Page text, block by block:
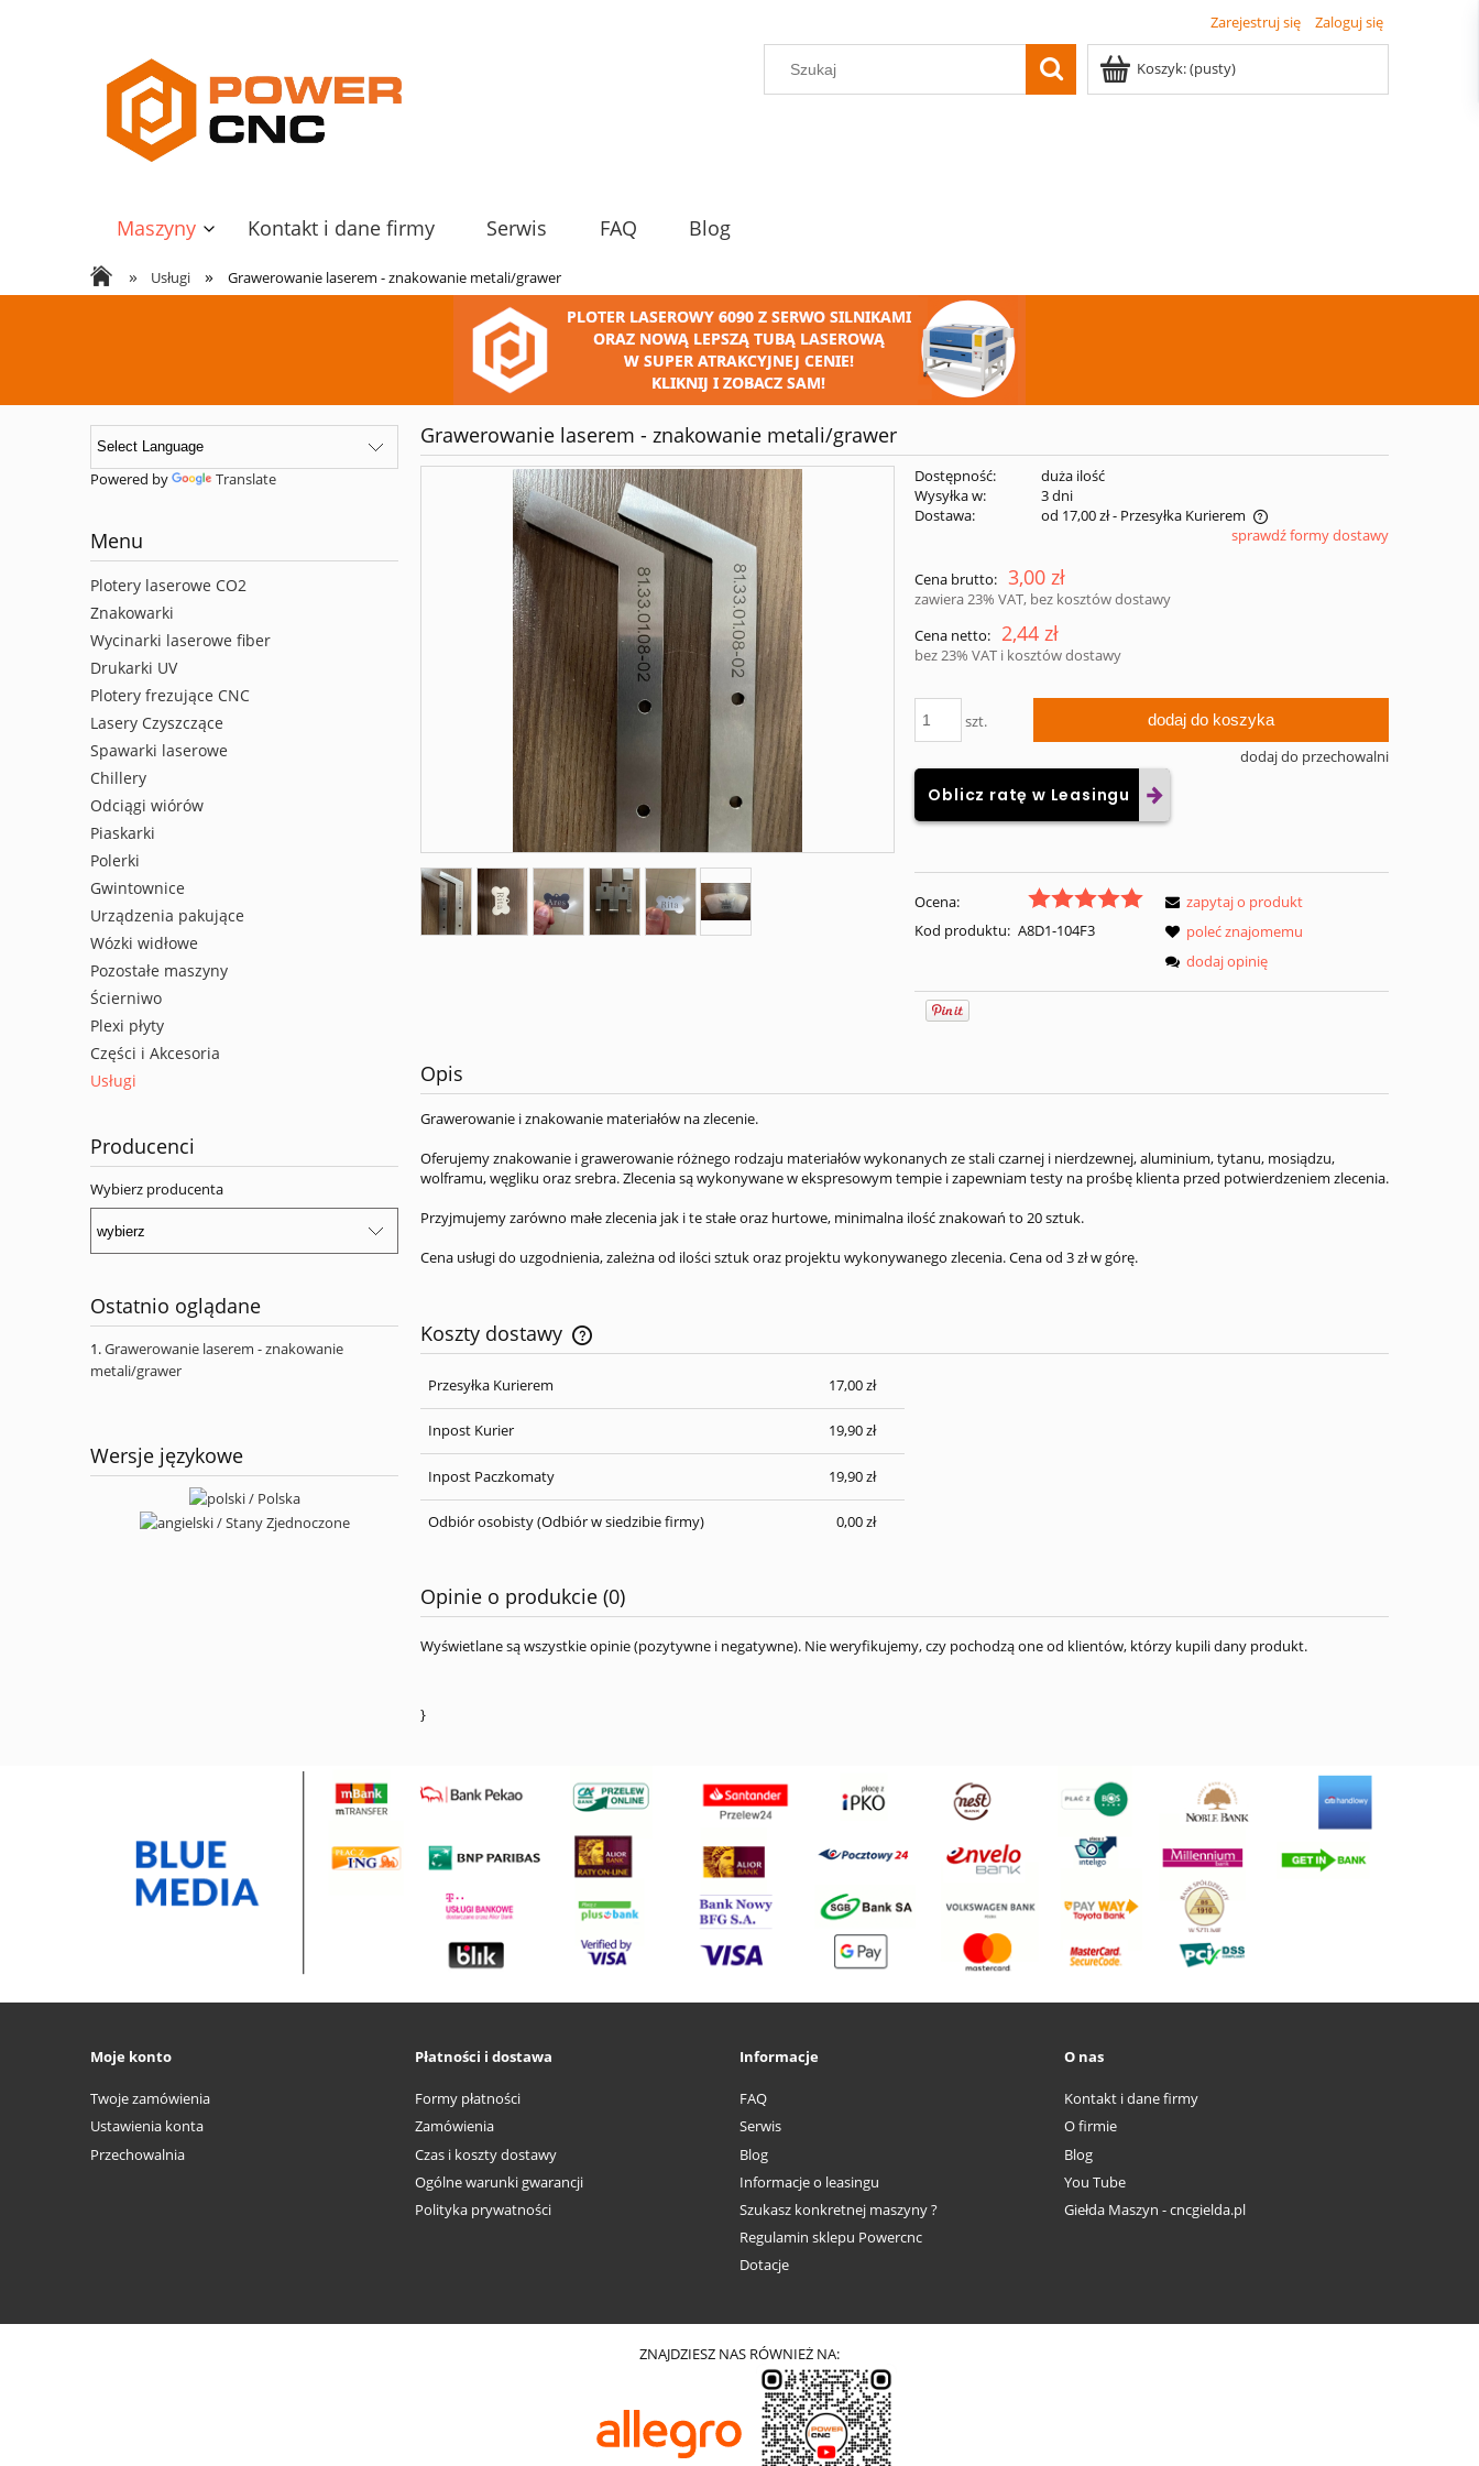
Zarejestruj się Zaloguj się
Koszyk:(pusty)
Maszyny Kontakt i dane firmy Serwis FAQ Blog
» Usługi » Grawerowanie laserem - znakowanie metali/grawer
Powered by Translate
Menu
Plotery laserowe CO2
Znakowarki
Wycinarki laserowe fiber
Drukarki UV
Plotery frezujące CNC
Lasery Czyszczące
Spawarki laserowe
Chillery
Odciągi wiórów
Piaskarki
Polerki
Gwintownice
Urządzenia pakujące
Wózki widłowe
Pozostałe maszyny
Ścierniwo
Plexi płyty
Części i Akcesoria
Usługi
Producenci
Wybierz producenta
Ostatnio oglądane
Grawerowanie laserem - znakowanie
metali/grawer
Wersje językowe
Grawerowanie laserem - znakowanie metali/grawer
Dostępność:
duża ilość
Wysyłka w:
3 dni
Dostawa:
od 17,00 zł- Przesyłka Kurierem
płatności
sprawdź formy dostawy
Cena brutto: 3,00 zł
zawiera 23% VAT, bez kosztów dostawy
Cena netto: 2,44 zł
bez 23% VAT i kosztów dostawy
szt. dodaj do koszyka
dodaj do przechowalni
Oblicz ratę w Leasingu
Ocena:
Kod produktu: A8D1-104F3
zapytaj o produkt
poleć znajomemu
dodaj opinię
Opis
Grawerowanie i znakowanie materiałów na zlecenie.
Oferujemy znakowanie i grawerowanie różnego rodzaju materiałów wykonanych ze stali czarnej i nierdzewnej, aluminium, tytanu, mosiądzu,
wolframu, węgliku oraz srebra. Zlecenia są wykonywane w ekspresowym tempie i zapewniam testy na prośbę klienta przed potwierdzeniem zlecenia.
Przyjmujemy zarówno małe zlecenia jak i te stałe oraz hurtowe, minimalna ilość znakowań to 20 sztuk.
Cena usługi do uzgodnienia, zależna od ilości sztuk oraz projektu wykonywanego zlecenia. Cena od 3 zł w górę.
Koszty dostawy
Cena nie zawiera ewentualnych kosztów
płatności
Przesyłka Kurierem 17,00 zł
Inpost Kurier 19,90 zł
Inpost Paczkomaty 19,90 zł
Odbiór osobisty(Odbiór w siedzibie firmy) 0,00 zł
Opinie o produkcie (0)
Wyświetlane są wszystkie opinie (pozytywne i negatywne). Nie weryfikujemy, czy pochodzą one od klientów, którzy kupili dany produkt.
}
Moje konto
Twoje zamówienia
Ustawienia konta
Przechowalnia
Płatności i dostawa
Formy płatności
Zamówienia
Czas i koszty dostawy
Ogólne warunki gwarancji
Polityka prywatności
Informacje
FAQ
Serwis
Blog
Informacje o leasingu
Szukasz konkretnej maszyny ?
Regulamin sklepu Powercnc
Dotacje
O nas
Kontakt i dane firmy
O firmie
Blog
You Tube
Giełda Maszyn - cncgielda.pl
ZNAJDZIESZ NAS RÓWNIEŻ NA: